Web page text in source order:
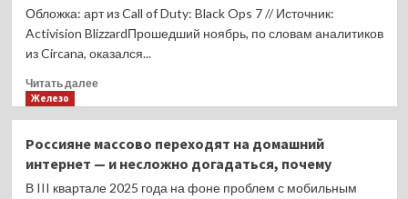
DRAM
чуть
замедлился
к
концу
временное
явление
Обложка: арт из Call of Duty: Black Ops 7 // Источник:
Activision BlizzardПрошедший ноябрь, по словам аналитиков
из Circana, оказался...
Читать далееПрочитать
ноябрь:
продажи
физических
Железо
Россияне массово переходят на домашний
интернет — и несложно догадаться, почему
В III квартале 2025 года на фоне проблем с мобильным